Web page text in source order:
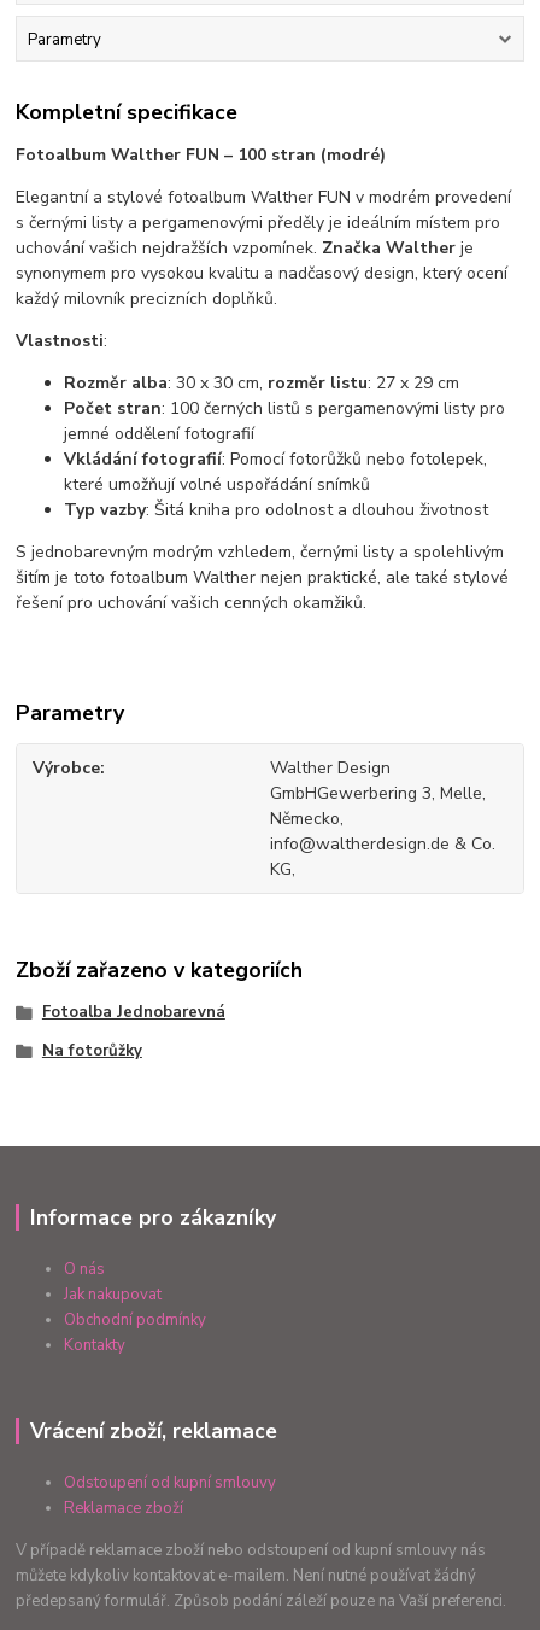
Parametry
Kompletní specifikace
Fotoalbum Walther FUN – 100 stran (modré)
Elegantní a stylové fotoalbum Walther FUN v modrém provedení
s černými listy a pergamenovými předěly je ideálním místem pro
uchování vašich nejdražších vzpomínek. Značka Walther je
synonymem pro vysokou kvalitu a nadčasový design, který ocení
každý milovník precizních doplňků.
Vlastnosti:
Rozměr alba: 30 x 30 cm, rozměr listu: 27 x 29 cm
Počet stran: 100 černých listů s pergamenovými listy pro
jemné oddělení fotografií
Vkládání fotografií: Pomocí fotorůžků nebo fotolepek,
které umožňují volné uspořádání snímků
Typ vazby: Šitá kniha pro odolnost a dlouhou životnost
S jednobarevným modrým vzhledem, černými listy a spolehlivým
šitím je toto fotoalbum Walther nejen praktické, ale také stylové
řešení pro uchování vašich cenných okamžiků.
Parametry
Výrobce
Walther Design
GmbHGewerbering 3, Melle,
Německo,
info@waltherdesign.de & Co.
KG,
Zboží zařazeno v kategoriích
Fotoalba Jednobarevná
Na fotorůžky
Informace pro zákazníky
O nás
Jak nakupovat
Obchodní podmínky
Kontakty
Vrácení zboží, reklamace
Odstoupení od kupní smlouvy
Reklamace zboží
V případě reklamace zboží nebo odstoupení od kupní smlouvy nás
můžete kdykoliv kontaktovat e-mailem. Není nutné používat žádný
předepsaný formulář. Způsob podání záleží pouze na Vaší preferenci.